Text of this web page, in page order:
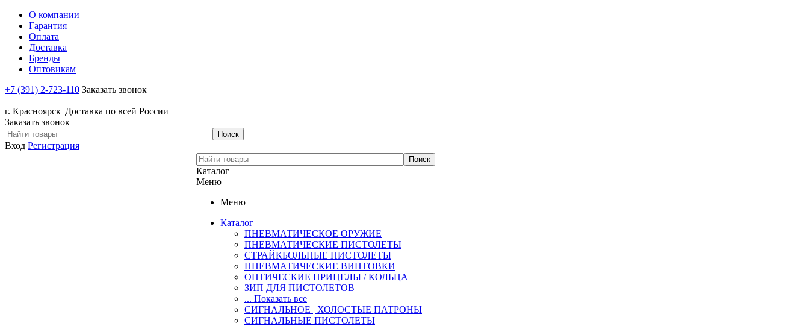
О компании
Гарантия
Оплата
Доставка
Бренды
Оптовикам
+7 (391) 2-723-110 Заказать звонок
г. Красноярск |Доставка по всей России
Заказать звонок
Вход Регистрация
Каталог
Меню
Меню
Каталог
ПНЕВМАТИЧЕСКОЕ ОРУЖИЕ
ПНЕВМАТИЧЕСКИЕ ПИСТОЛЕТЫ
СТРАЙКБОЛЬНЫЕ ПИСТОЛЕТЫ
ПНЕВМАТИЧЕСКИЕ ВИНТОВКИ
ОПТИЧЕСКИЕ ПРИЦЕЛЫ / КОЛЬЦА
ЗИП ДЛЯ ПИСТОЛЕТОВ
... Показать все
СИГНАЛЬНОЕ | ХОЛОСТЫЕ ПАТРОНЫ
СИГНАЛЬНЫЕ ПИСТОЛЕТЫ